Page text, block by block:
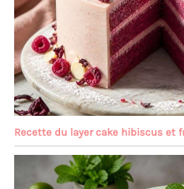
Recette du layer cake hibiscus et